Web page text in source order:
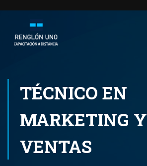
TÉCNICO EN
MARKETING Y
VENTAS